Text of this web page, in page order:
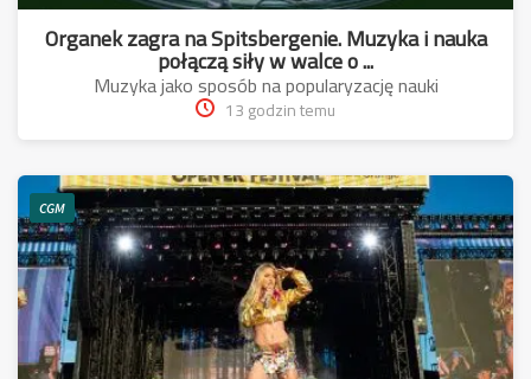
Organek zagra na Spitsbergenie. Muzyka i nauka
połączą siły w walce o ...
Muzyka jako sposób na popularyzację nauki
13 godzin temu
CGM